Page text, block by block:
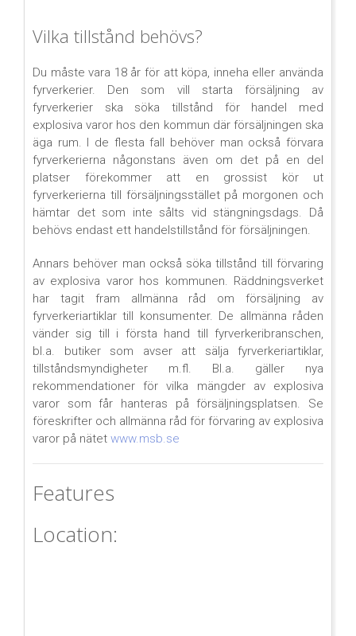
Vilka tillstånd behövs?
Du måste vara 18 år för att köpa, inneha eller använda
fyrverkerier. Den som vill starta försäljning av
fyrverkerier ska söka tillstånd för handel med
explosiva varor hos den kommun där försäljningen ska
äga rum. I de flesta fall behöver man också förvara
fyrverkerierna någonstans även om det på en del
platser förekommer att en grossist kör ut
fyrverkerierna till försäljningsstället på morgonen och
hämtar det som inte sålts vid stängningsdags. Då
behövs endast ett handelstillstånd för försäljningen.
Annars behöver man också söka tillstånd till förvaring
av explosiva varor hos kommunen. Räddningsverket
har tagit fram allmänna råd om försäljning av
fyrverkeriartiklar till konsumenter. De allmänna råden
vänder sig till i första hand till fyrverkeribranschen,
bl.a. butiker som avser att sälja fyrverkeriartiklar,
tillståndsmyndigheter m.fl. Bl.a. gäller nya
rekommendationer för vilka mängder av explosiva
varor som får hanteras på försäljningsplatsen. Se
föreskrifter och allmänna råd för förvaring av explosiva
varor på nätet www.msb.se
Features
Location: